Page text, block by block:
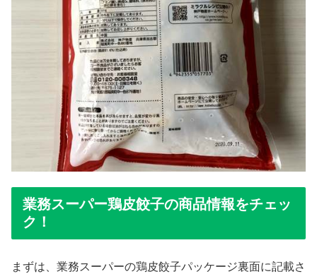
業務スーパー鶏皮餃子の商品情報をチェッ
ク！
まずは、業務スーパーの鶏皮餃子パッケージ裏面に記載さ